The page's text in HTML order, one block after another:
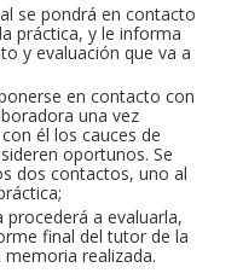
se pondrá en contacto
práctica, y le informa
y evaluación que va a
en contacto con
una vez
él los cauces de
oportunos. Se
dos contactos, uno al
a evaluarla,
final del tutor de la
realizada.